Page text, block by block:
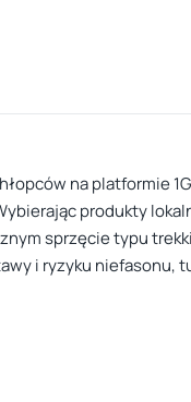
na platformie
produkty
sprzęcie typu
i ryzyku niefasonu,